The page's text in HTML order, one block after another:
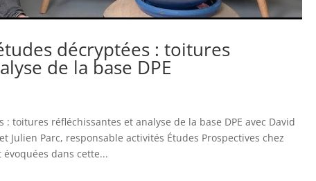
décryptées : toitures
de la base DPE
: toitures réfléchissantes et analyse de la base DPE avec David
Julien Parc, responsable activités Études Prospectives chez
dans cette...